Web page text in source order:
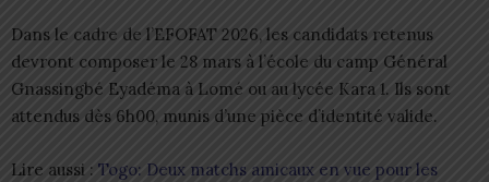
Dans le cadre de l’EFOFAT 2026, les candidats retenus
devront composer le 28 mars à l’école du camp Général
Gnassingbé Eyadéma à Lomé ou au lycée Kara 1. Ils sont
attendus dès 6h00, munis d’une pièce d’identité valide.
Lire aussi : Togo: Deux matchs amicaux en vue pour les